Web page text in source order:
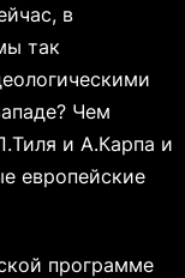
в
так
Чем
и А.Карпа и
европейские
программе